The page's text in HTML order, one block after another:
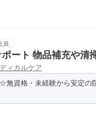
員
ート 物品補充や清
ィカルケア
無資格・未経験から安定の